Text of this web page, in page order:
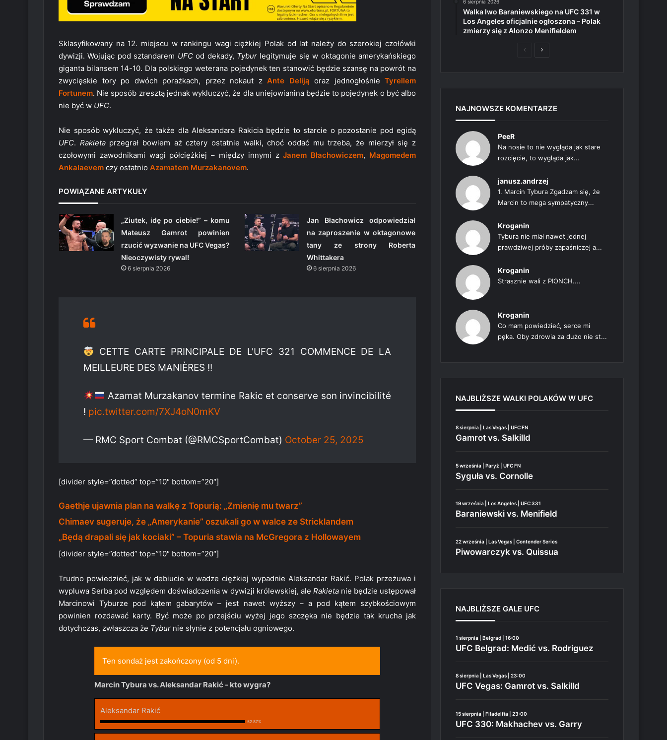
Sklasyfikowany na 12. miejscu w rankingu wagi ciężkiej Polak od lat należy do szerokiej czołówki
dywizji. Wojując pod sztandarem UFCod dekady, Tyburlegitymuje się w oktagonie amerykańskiego
giganta bilansem 14-10. Dla polskiego weterana pojedynek ten stanowić będzie szansę na powrót na
zwycięskie tory po dwóch porażkach, przez nokaut z Ante Deliją oraz jednogłośnie Tyrellem
Fortunem. Nie sposób zresztą jednak wykluczyć, że dla uniejowianina będzie to pojedynek o być albo
nie być w UFC.
Nie sposób wykluczyć, że także dla Aleksandara Rakicia będzie to starcie o pozostanie pod egidą
UFC. Rakietaprzegrał bowiem aż cztery ostatnie walki, choć oddać mu trzeba, że mierzył się z
czołowymi zawodnikami wagi półciężkiej – między innymi zJanem Błachowiczem, Magomedem
Ankalaevem czy ostatnio Azamatem Murzakanovem.
POWIĄZANE ARTYKUŁY
„Ziutek, idę po ciebie!” – komu
Mateusz Gamrot powinien
rzucić wyzwanie na UFC Vegas?
Nieoczywisty rywal!
6 sierpnia 2026
Jan Błachowicz odpowiedział
na zaproszenie w oktagonowe
tany ze strony Roberta
Whittakera
6 sierpnia 2026
CETTE CARTE PRINCIPALE DE L'UFC 321 COMMENCE DE LA
MEILLEURE DES MANIÈRES !!
Azamat Murzakanov termine Rakic et conserve son invincibilité
! pic.twitter.com/7XJ4oN0mKV
— RMC Sport Combat (@RMCSportCombat) October 25, 2025
[divider style=”dotted” top=”10″ bottom=”20″]
Gaethje ujawnia plan na walkę z Topurią: „Zmienię mu twarz”
Chimaev sugeruje, że „Amerykanie” oszukali go w walce ze Stricklandem
„Będą drapali się jak kociaki” – Topuria stawia na McGregora z Hollowayem
[divider style=”dotted” top=”10″ bottom=”20″]
Trudno powiedzieć, jak w debiucie w wadze ciężkiej wypadnie Aleksandar Rakić. Polak przeżuwa i
wypluwa Serba pod względem doświadczenia w dywizji królewskiej, ale Rakietanie będzie ustępował
Marcinowi Tyburze pod kątem gabarytów – jest nawet wyższy – a pod kątem szybkościowym
powinien rozdawać karty. Być może po przejściu wyżej jego szczęka nie będzie tak krucha jak
dotychczas, zwłaszcza że Tybur nie słynie z potencjału ogniowego.
Ten sondaż jest zakończony (od 5 dni).
Marcin Tybura vs. Aleksandar Rakić - kto wygra?
Aleksandar Rakić
52.87%
6 sierpnia 2026
Walka Iwo Baraniewskiego na UFC 331 w
Los Angeles oficjalnie ogłoszona – Polak
zmierzy się z Alonzo Menifieldem
PoprzedniaNastępna
NAJNOWSZE KOMENTARZE
PeeR
Na nosie to nie wygląda jak stare
rozcięcie, to wygląda jak...
janusz.andrzej
1. Marcin Tybura Zgadzam się, że
Marcin to mega sympatyczny...
Kroganin
Tybura nie miał nawet jednej
prawdziwej próby zapaśniczej a...
Kroganin
Strasznie wali z PIONCH....
Kroganin
Co mam powiedzieć, serce mi
pęka. Oby zdrowia za dużo nie st...
NAJBLIŻSZE WALKI POLAKÓW W UFC
8 sierpnia | Las Vegas | UFC FN
Gamrot vs. Salkilld
5 września | Paryż | UFC FN
Syguła vs. Cornolle
19 września | Los Angeles | UFC 331
Baraniewski vs. Menifield
22 września | Las Vegas | Contender Series
Piwowarczyk vs. Quissua
NAJBLIŻSZE GALE UFC
1 sierpnia | Belgrad | 16:00
UFC Belgrad: Medić vs. Rodriguez
8 sierpnia | Las Vegas | 23:00
UFC Vegas: Gamrot vs. Salkilld
15 sierpnia | Filadelfia | 23:00
UFC 330: Makhachev vs. Garry